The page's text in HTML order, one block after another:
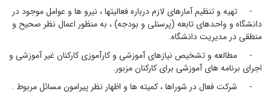
- تهیه و تنظیم آمارهای لازم درباره فعالیتها ، نیرو ها و عوامل موجود در
دانشگاه و واحدهای تابعه (پرسنلی و بودجه) ، به منظور اعمال نظر صحیح و
منطقی در مدیریت دانشگاه.
- مطالعه و تشخیص نیازهای آموزشی و کارآموزی کارکنان غیر آموزشی و
اجرای برنامه های آموزشی برای کارکنان مزبور.
- شرکت فعال در شوراها ، کمیته ها و اظهار نظر پیرامون مسائل مربوط .